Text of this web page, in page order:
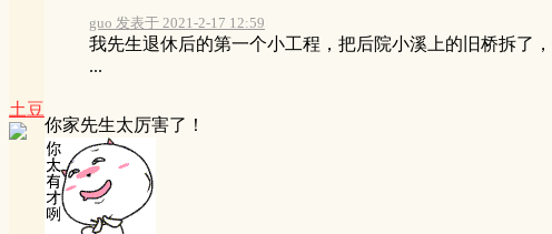
土豆
guo 发表于 2021-2-17 12:59
我先生退休后的第一个小工程，把后院小溪上的旧桥拆了，
...
你家先生太厉害了！